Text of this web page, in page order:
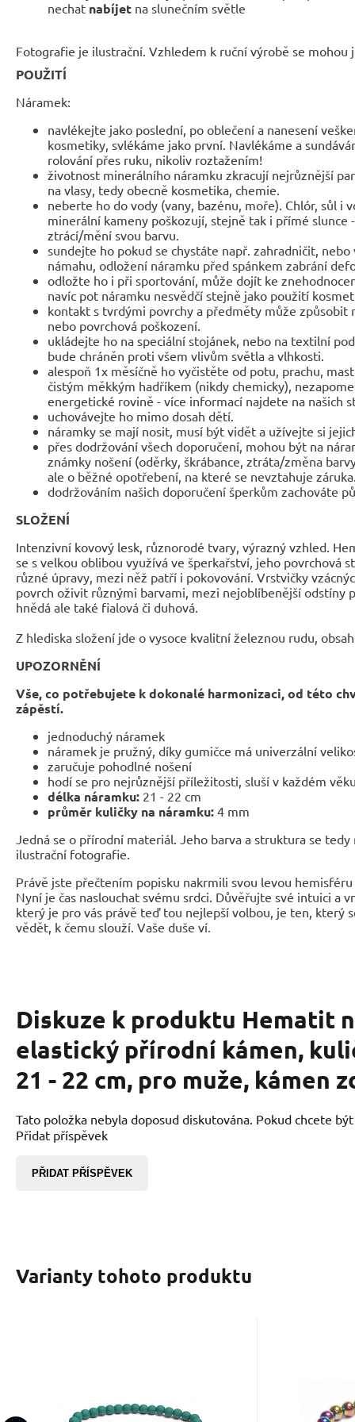
nechat nabíjet na slunečním světle
Fotografie je ilustrační. Vzhledem k ruční výrobě se
POUŽITÍ
Náramek:
navlékejte jako poslední, po oblečení a nanesení
kosmetiky, svlékáme jako první. Navlékáme a
rolování přes ruku, nikoliv roztažením!
životnost minerálního náramku zkracují nejrůznější
na vlasy, tedy obecně kosmetika, chemie.
neberte ho do vody (vany, bazénu, moře). Chlór, sůl i
minerální kameny poškozují, stejně tak i přímé slunce
ztrácí/mění svou barvu.
sundejte ho pokud se chystáte např. zahradničit,
námahu, odložení náramku před spánkem zabrání
odložte ho i při sportování, může dojít ke
navíc pot náramku nesvědčí stejně jako použití
kontakt s tvrdými povrchy a předměty může způsobit
nebo povrchová poškození.
ukládejte ho na speciální stojánek, nebo na textilní
bude chráněn proti všem vlivům světla a vlhkosti.
alespoň 1x měsíčně ho vyčistěte od potu, prachu,
čistým měkkým hadříkem (nikdy chemicky),
energetické rovině - více informací najdete na našich
uchovávejte ho mimo dosah dětí.
náramky se mají nosit, musí být vidět a užívejte si
přes dodržování všech doporučení, mohou být na
známky nošení (oděrky, škrábance, ztráta/změna
ale o běžné opotřebení, na které se nevztahuje
dodržováním našich doporučení šperkům zachováte
SLOŽENÍ
Intenzivní kovový lesk, různorodé tvary, výrazný vzhled.
se s velkou oblibou využívá ve šperkařství, jeho povrchová
různé úpravy, mezi něž patří i pokovování. Vrstvičky
povrch oživit různými barvami, mezi nejoblíbenější odstíny
hnědá ale také fialová či duhová.
Z hlediska složení jde o vysoce kvalitní železnou rudu,
UPOZORNĚNÍ
Vše, co potřebujete k dokonalé harmonizaci, od této
zápěstí.
jednoduchý náramek
náramek je pružný, díky gumičce má univerzální
zaručuje pohodlné nošení
hodí se pro nejrůznější příležitosti, sluší v každém
délka náramku: 21 - 22 cm
průměr kuličky na náramku: 4 mm
Jedná se o přírodní materiál. Jeho barva a struktura se
ilustrační fotografie.
Právě jste přečtením popisku nakrmili svou levou
Nyní je čas naslouchat svému srdci. Důvěřujte své intuici a
který je pro vás právě teď tou nejlepší volbou, je ten, který
vědět, k čemu slouží. Vaše duše ví.
Diskuze k produktu Hematit
elastický přírodní kámen,
21 - 22 cm, pro muže, kámen
Tato položka nebyla doposud diskutována. Pokud chcete
Přidat příspěvek
PŘIDAT PŘÍSPĚVEK
Varianty tohoto produktu
přírodní kámen,
kulička 6 mm / 16 - 17
Hematit stabilizuje emoce i
Hematit